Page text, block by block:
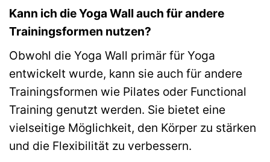
Kann ich die Yoga Wall auch für andere
Trainingsformen nutzen?
Obwohl die Yoga Wall primär für Yoga
entwickelt wurde, kann sie auch für andere
Trainingsformen wie Pilates oder Functional
Training genutzt werden. Sie bietet eine
vielseitige Möglichkeit, den Körper zu stärken
und die Flexibilität zu verbessern.